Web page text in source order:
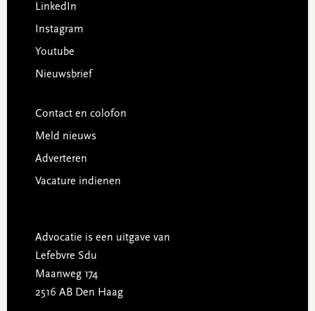
LinkedIn
Instagram
Youtube
Nieuwsbrief
Contact en colofon
Meld nieuws
Adverteren
Vacature indienen
Advocatie is een uitgave van
Lefebvre Sdu
Maanweg 174
2516 AB Den Haag